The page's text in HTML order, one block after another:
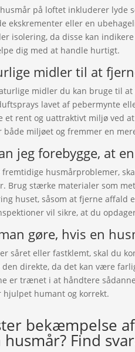
på loftet inkluderer lyde
ekskrementer eller en
isolering, da disse kan
dig med at handle hurtigt.
midler til at
midler du kan bruge til
lavet af pebermynte
et rent og uattraktivt miljø ved
både miljøet og fremmer en
jeg forebygge, at
fremtidige husmårproblemer,
Brug stærke materialer som
huset, såsom at fjerne affald
vil sikre, at du
gøre, hvis en
såret eller fastklemt, skal du
den direkte, da det kan være
er trænet i at håndtere
hjulpet humant og korrekt.
bekæmpelse
Find